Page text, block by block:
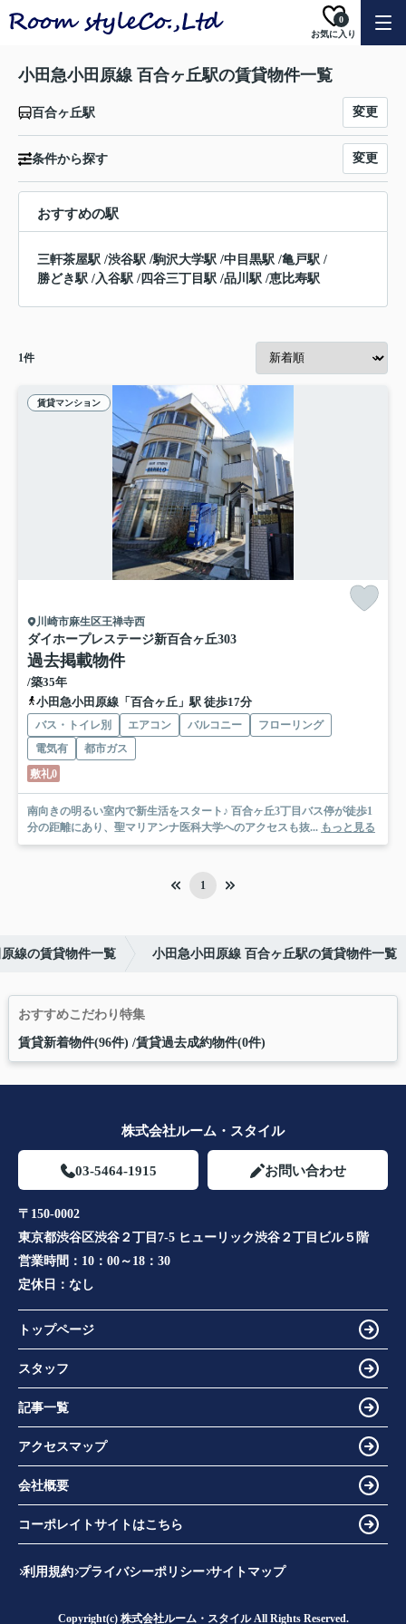
お気に入り
0
小田急小田原線 百合ヶ丘駅の賃貸物件一覧
百合ヶ丘駅 変更
条件から探す 変更
おすすめの駅
三軒茶屋駅 /渋谷駅 /駒沢大学駅 /中目黒駅 /亀戸駅 /
勝どき駅 /入谷駅 / 四谷三丁目駅 /品川駅 /恵比寿駅
1件
賃貸マンション
川崎市麻生区王禅寺西
ダイホープレステージ新百合ヶ丘303
過去掲載物件
/築35年
小田急小田原線「百合ヶ丘」駅 徒歩17分
バス・トイレ別 エアコン バルコニー
フローリング
電気有
都市ガス
敷礼0
南向きの明るい室内で新生活をスタート♪ 百合ヶ丘3丁目バス停が徒歩1
分の距離にあり、聖マリアンナ医科大学へのアクセスも抜... もっと見る
1
線の賃貸物件一覧 小田急小田原線 百合ヶ丘駅の賃貸物件一覧
おすすめこだわり特集
賃貸新着物件(96件) 賃貸過去成約物件(0件)
株式会社ルーム・スタイル
03-5464-1915 お問い合わせ
〒150-0002
東京都渋谷区渋谷２丁目7-5 ヒューリック渋谷２丁目ビル５階
営業時間： 10：00～18：30
定休日： なし
トップページ
スタッフ
記事一覧
アクセスマップ
会社概要
コーポレイトサイトはこちら
利用規約 プライバシーポリシー サイトマップ
Copyright(c) 株式会社ルーム・スタイル All Rights Reserved.